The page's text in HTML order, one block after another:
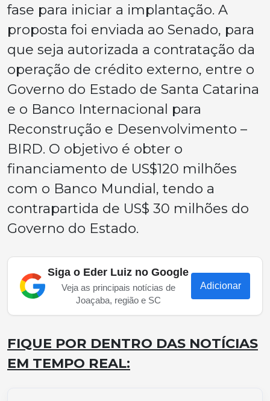
fase para iniciar a implantação. A
proposta foi enviada ao Senado, para
que seja autorizada a contratação da
operação de crédito externo, entre o
Governo do Estado de Santa Catarina
e o Banco Internacional para
Reconstrução e Desenvolvimento –
BIRD. O objetivo é obter o
financiamento de US$120 milhões
com o Banco Mundial, tendo a
contrapartida de US$ 30 milhões do
Governo do Estado.
Siga o Eder Luiz no Google
Veja as principais notícias de
Joaçaba, região e SC
Adicionar
FIQUE POR DENTRO DAS NOTÍCIAS
EM TEMPO REAL: